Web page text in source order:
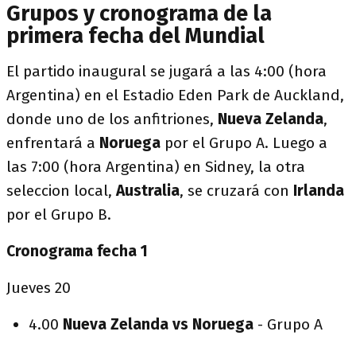
Grupos y cronograma de la
primera fecha del Mundial
El partido inaugural se jugará a las 4:00 (hora
Argentina) en el Estadio Eden Park de Auckland,
donde uno de los anfitriones, Nueva Zelanda,
enfrentará a Noruega por el Grupo A. Luego a
las 7:00 (hora Argentina) en Sidney, la otra
seleccion local,Australia, se cruzará con Irlanda
por el Grupo B.
Cronograma fecha 1
Jueves 20
4.00 Nueva Zelanda vs Noruega - Grupo A